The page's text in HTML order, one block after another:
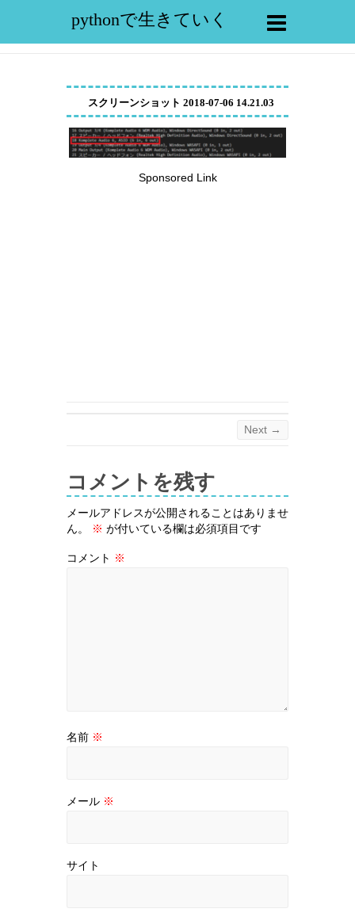
pythonで生きていく
スクリーンショット 2018-07-06 14.21.03
Sponsored Link
Next →
コメントを残す
メールアドレスが公開されることはありませ
ん。
※ が付いている欄は必須項目です
コメント ※
名前 ※
メール ※
サイト